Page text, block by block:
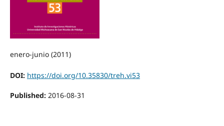
enero-junio (2011)
DOI: https://doi.org/10.35830/treh.vi53
Published: 2016-08-31